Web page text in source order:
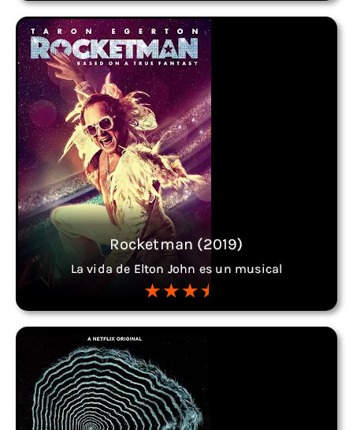
Rocketman (2019)
La vida de Elton John es un musical